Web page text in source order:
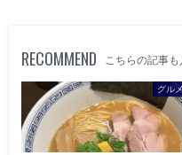
RECOMMEND こちらの記事も
グルメ